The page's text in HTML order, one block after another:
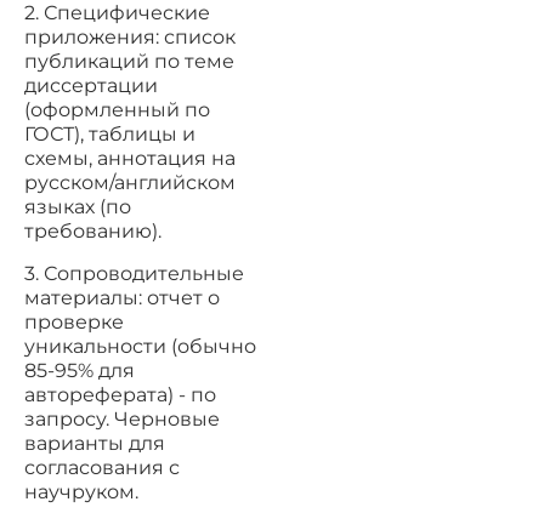
2. Специфические
приложения: список
публикаций по теме
диссертации
(оформленный по
ГОСТ), таблицы и
схемы, аннотация на
русском/английском
языках (по
требованию).
3. Сопроводительные
материалы: отчет о
проверке
уникальности (обычно
85-95% для
автореферата) - по
запросу. Черновые
варианты для
согласования с
научруком.